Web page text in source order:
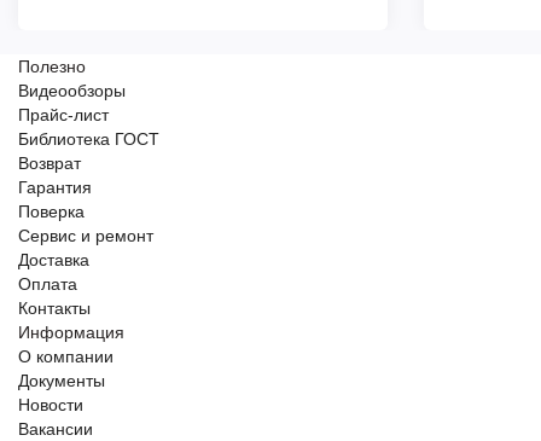
Полезно
Видеообзоры
Прайс-лист
Библиотека ГОСТ
Возврат
Гарантия
Поверка
Сервис и ремонт
Доставка
Оплата
Контакты
Информация
О компании
Документы
Новости
Вакансии